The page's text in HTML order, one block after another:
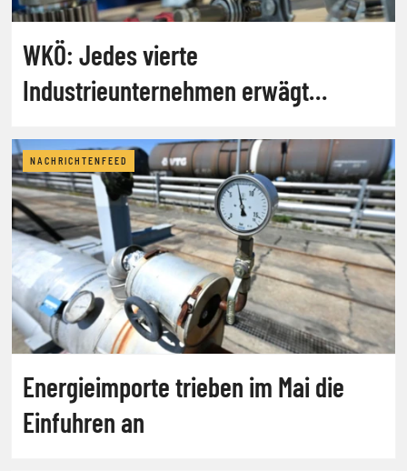
WKÖ: Jedes vierte
Industrieunternehmen erwägt
NACHRICHTENFEED
Energieimporte trieben im Mai die
Einfuhren an